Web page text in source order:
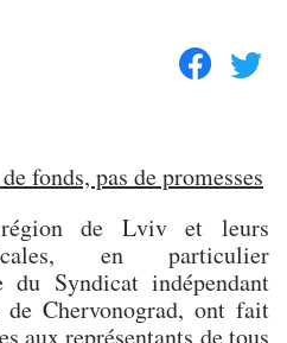
fonds, pas de promesses
de Lviv et leurs
en particulier
du Syndicat indépendant
Chervonograd, ont fait
aux représentants de tous